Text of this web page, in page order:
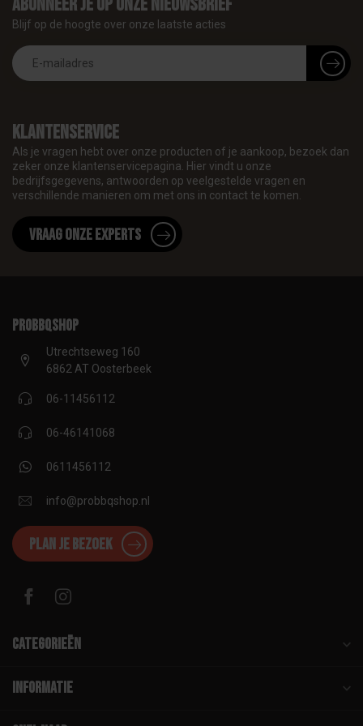
Klantenservice
Als je vragen hebt over onze producten of je aankoop, bezoek dan
zeker onze klantenservicepagina. Hier vindt u onze
bedrijfsgegevens, antwoorden op veelgestelde vragen en
verschillende manieren om met ons in contact te komen.
Vraag onze experts
Abonneer je op onze nieuwsbrief
Blijf op de hoogte over onze laatste acties
proBBQshop
Utrechtseweg 160
6862 AT Oosterbeek
06-11456112
06-46141068
0611456112
info@probbqshop.nl
Plan je bezoek
Categorieën
Informatie